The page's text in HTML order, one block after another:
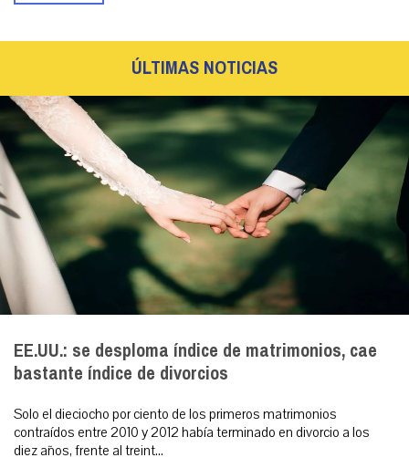
ÚLTIMAS NOTICIAS
EE.UU.: se desploma índice de matrimonios, cae
bastante índice de divorcios
Solo el dieciocho por ciento de los primeros matrimonios
contraídos entre 2010 y 2012 había terminado en divorcio a los
diez años, frente al treint...